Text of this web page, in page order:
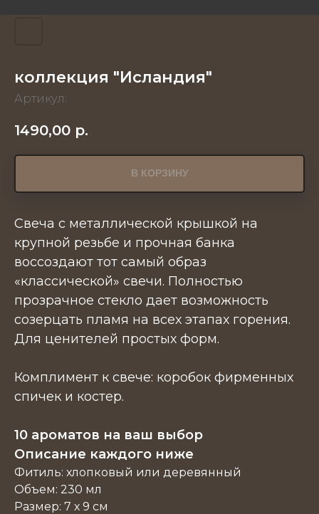
коллекция "Исландия"
Артикул:
1490,00 р.
В КОРЗИНУ
Свеча с металлической крышкой на
крупной резьбе и прочная банка
воссоздают тот самый образ
«классической» свечи. Полностью
прозрачное стекло дает возможность
созерцать пламя на всех этапах горения.
Для ценителей простых форм.
Комплимент к свече: коробок фирменных
спичек и костер.
10 ароматов на ваш выбор
Описание каждого ниже
Фитиль: хлопковый или деревянный
Объем: 230 мл
Размер: 7 х 9 см